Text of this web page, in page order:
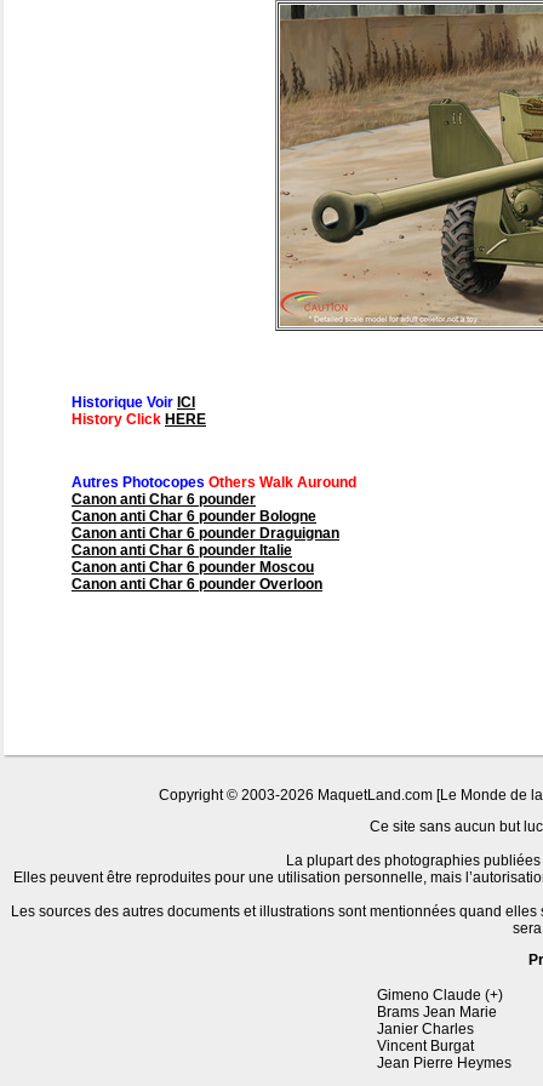
Historique Voir ICI
History Click HERE
Autres Photocopes Others Walk Auround
Canon anti Char 6 pounder
Canon anti Char 6 pounder Bologne
Canon anti Char 6 pounder Draguignan
Canon anti Char 6 pounder Italie
Canon anti Char 6 pounder Moscou
Canon anti Char 6 pounder Overloon
Copyright © 2003-2026 MaquetLand.com [Le Monde de
Ce site sans aucun but
La plupart des photographies
Elles peuvent être reproduites pour une utilisation personnelle, mais
Les sources des autres documents et illustrations sont mentionnées quand
Gimeno Claude (+)
Brams Jean Marie
Janier Charles
Vincent Burgat
Jean Pierre Heymes